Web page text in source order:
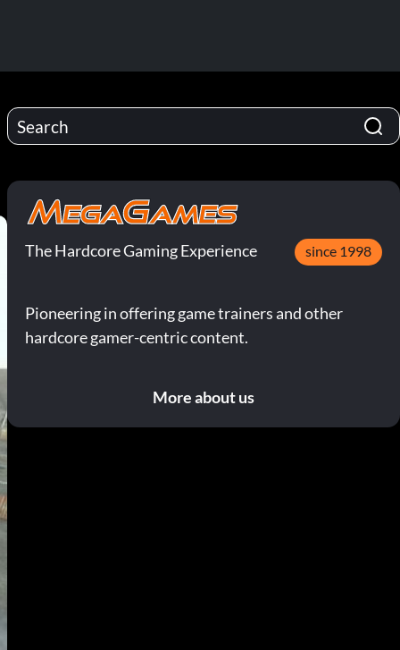
The Hardcore Gaming Experience since 1998
Pioneering in offering game trainers and other
hardcore gamer-centric content.
More about us